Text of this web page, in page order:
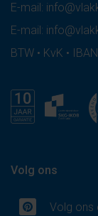
E-mail:
E-mail:
BTW • KvK • IBAN
Volg ons
Volg ons